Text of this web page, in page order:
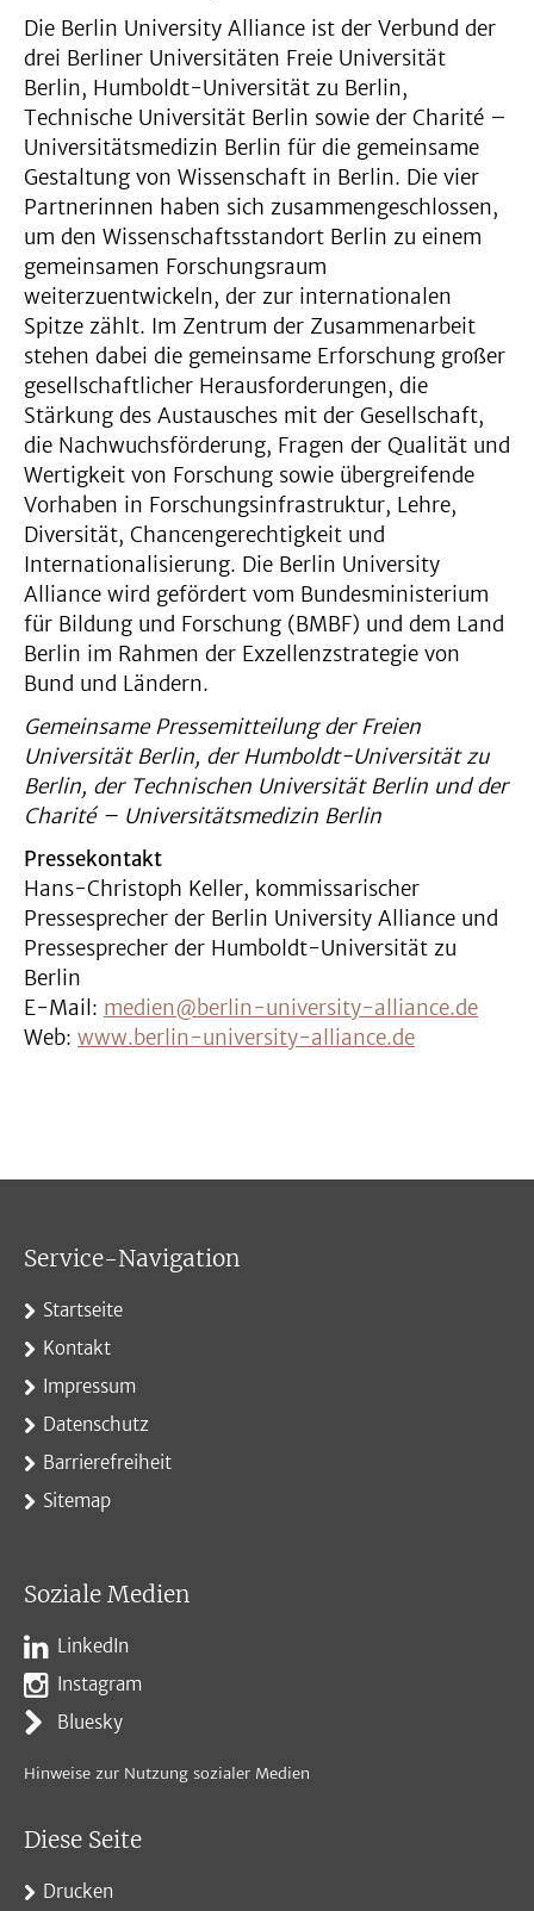
Die Berlin University Alliance ist der Verbund der
drei Berliner Universitäten Freie Universität
Berlin, Humboldt-Universität zu Berlin,
Technische Universität Berlin sowie der Charité –
Universitätsmedizin Berlin für die gemeinsame
Gestaltung von Wissenschaft in Berlin. Die vier
Partnerinnen haben sich zusammengeschlossen,
um den Wissenschaftsstandort Berlin zu einem
gemeinsamen Forschungsraum
weiterzuentwickeln, der zur internationalen
Spitze zählt. Im Zentrum der Zusammenarbeit
stehen dabei die gemeinsame Erforschung großer
gesellschaftlicher Herausforderungen, die
Stärkung des Austausches mit der Gesellschaft,
die Nachwuchsförderung, Fragen der Qualität und
Wertigkeit von Forschung sowie übergreifende
Vorhaben in Forschungsinfrastruktur, Lehre,
Diversität, Chancengerechtigkeit und
Internationalisierung. Die Berlin University
Alliance wird gefördert vom Bundesministerium
für Bildung und Forschung (BMBF) und dem Land
Berlin im Rahmen der Exzellenzstrategie von
Bund und Ländern.
Gemeinsame Pressemitteilung der Freien
Universität Berlin, der Humboldt-Universität zu
Berlin, der Technischen Universität Berlin und der
Charité – Universitätsmedizin Berlin
Pressekontakt
Hans-Christoph Keller, kommissarischer
Pressesprecher der Berlin University Alliance und
Pressesprecher der Humboldt-Universität zu
Berlin
E-Mail: medien@berlin-university-alliance.de
Web: www.berlin-university-alliance.de
Service-Navigation
Startseite
Kontakt
Impressum
Datenschutz
Barrierefreiheit
Sitemap
Soziale Medien
LinkedIn
Instagram
Bluesky
Hinweise zur Nutzung sozialer Medien
Diese Seite
Drucken